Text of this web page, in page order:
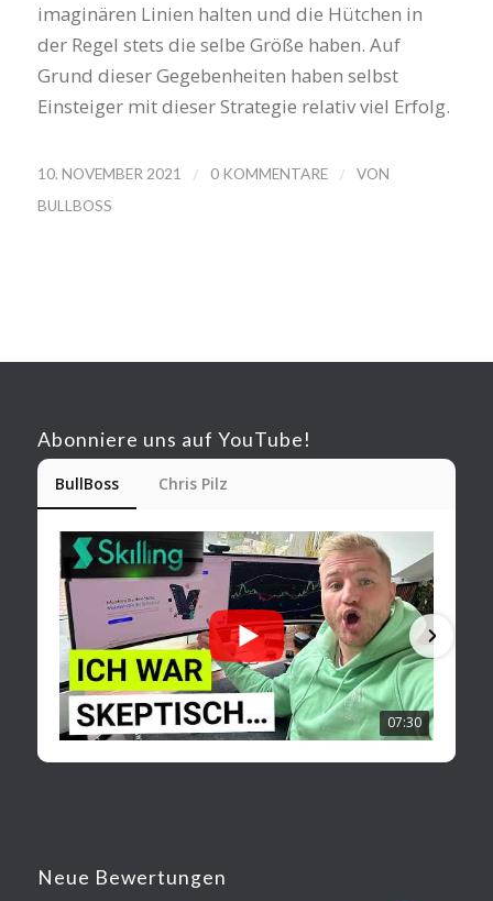
imaginären Linien halten und die Hütchen in
der Regel stets die selbe Größe haben. Auf
Grund dieser Gegebenheiten haben selbst
Einsteiger mit dieser Strategie relativ viel Erfolg.
10. NOVEMBER 2021 / 0 KOMMENTARE /
VON
BULLBOSS
Abonniere uns auf YouTube!
BullBoss Chris Pilz
07:30
Neue Bewertungen